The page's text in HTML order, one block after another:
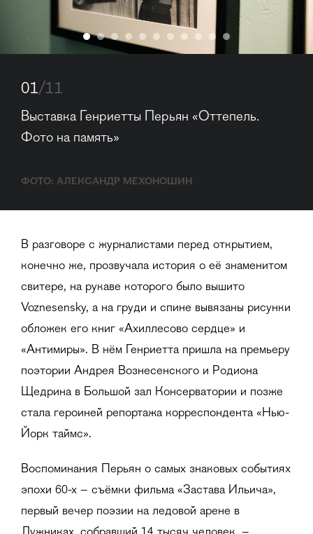
01/11
Выставка Генриетты Перьян «Оттепель.
Фото на память»
ФОТО: АЛЕКСАНДР МЕХОНОШИН
В разговоре с журналистами перед открытием,
конечно же, прозвучала история о её знаменитом
свитере, на рукаве которого было вышито
Voznesensky, а на груди и спине вывязаны рисунки
обложек его книг «Ахиллесово сердце» и
«Антимиры». В нём Генриетта пришла на премьеру
поэтории Андрея Вознесенского и Родиона
Щедрина в Большой зал Консерватории и позже
стала героиней репортажа корреспондента «Нью-
Йорк таймс».
Воспоминания Перьян о самых знаковых событиях
эпохи 60-х – съёмки фильма «Застава Ильича»,
первый вечер поэзии на ледовой арене в